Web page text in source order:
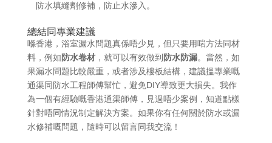
防水填縫劑修補，防止水滲入。
總結同專業建議
喺香港，浴室漏水問題真係唔少見，但只要用啱方法同材
料，例如防水卷材，就可以有效做到 防水防漏。當然，如
果漏水問題比較嚴重，或者涉及樓板結構，建議搵專業嘅
通渠同防水工程師傅幫忙，避免DIY導致更大損失。我作
為一個有經驗嘅香港通渠師傅，見過唔少案例，知道點樣
針對唔同情況制定解決方案。如果你有任何關於防水或漏
水修補嘅問題，隨時可以留言同我交流！